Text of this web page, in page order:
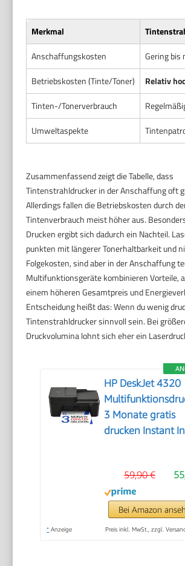
Merkmal
Anschaffungskosten
Gering bis
Betriebskosten (Tinte/Toner)
Relativ
Tinten-/Tonerverbrauch
Umweltaspekte
Zusammenfassend zeigt die Tabelle, dass
Tintenstrahldrucker in der Anschaffung oft
Allerdings fallen die Betriebskosten durch
Tintenverbrauch meist höher aus.
Drucken ergibt sich dadurch ein Nachteil.
punkten mit längerer Tonerhaltbarkeit und
Folgekosten, sind aber in der Anschaffung
Multifunktionsgeräte kombinieren Vorteile,
einem höheren Gesamtpreis und
Entscheidung heißt das: Wenn du wenig
Tintenstrahldrucker sinnvoll sein. Bei
Druckvolumina lohnt sich eher ein
HP DeskJet 4320
3 Monate gratis
drucken Instant
WLAN,
Vorlageneinzug,
Tinte: 308/308e
59,90 €
Bei Amazon
* Anzeige Preis inkl. MwSt., zzgl.